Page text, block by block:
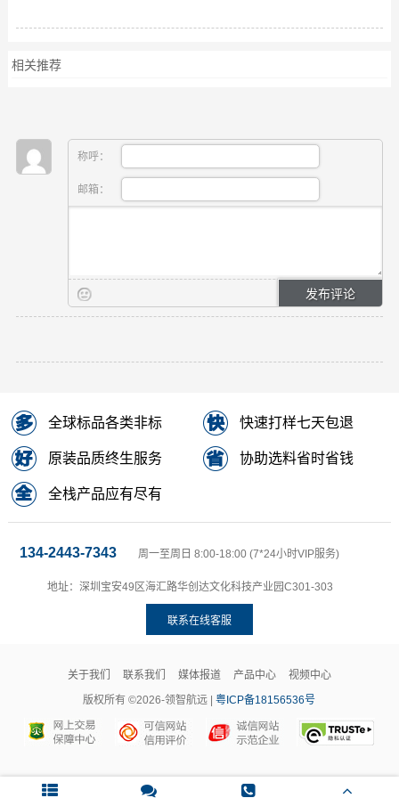
相关推荐
称呼：
邮箱：
全球标品各类非标 快速打样七天包退
原装品质终生服务 协助选料省时省钱
全栈产品应有尽有
134-2443-7343 周一至周日 8:00-18:00 (7*24小时VIP服务)
地址：深圳宝安49区海汇路华创达文化科技产业园C301-303
联系在线客服
关于我们 联系我们 媒体报道 产品中心
视频中心
版权所有 ©2026-领智航远 |粤ICP备18156536号